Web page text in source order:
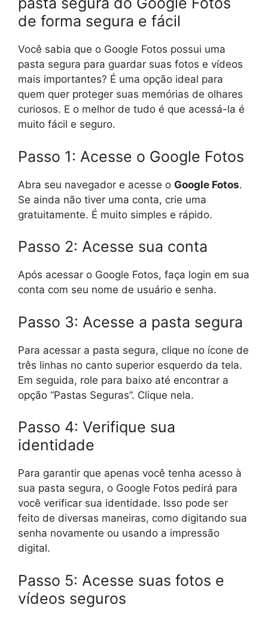
de forma segura e fácil
Você sabia que o Google Fotos possui uma
pasta segura para guardar suas fotos e vídeos
mais importantes? É uma opção ideal para
quem quer proteger suas memórias de olhares
curiosos. E o melhor de tudo é que acessá-la é
muito fácil e seguro.
Passo 1: Acesse o Google Fotos
Abra seu navegador e acesse o Google Fotos.
Se ainda não tiver uma conta, crie uma
gratuitamente. É muito simples e rápido.
Passo 2: Acesse sua conta
Após acessar o Google Fotos, faça login em sua
conta com seu nome de usuário e senha.
Passo 3: Acesse a pasta segura
Para acessar a pasta segura, clique no ícone de
três linhas no canto superior esquerdo da tela.
Em seguida, role para baixo até encontrar a
opção “Pastas Seguras”. Clique nela.
Passo 4: Verifique sua
identidade
Para garantir que apenas você tenha acesso à
sua pasta segura, o Google Fotos pedirá para
você verificar sua identidade. Isso pode ser
feito de diversas maneiras, como digitando sua
senha novamente ou usando a impressão
digital.
Passo 5: Acesse suas fotos e
vídeos seguros